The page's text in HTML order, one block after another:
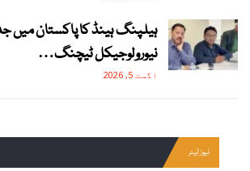
ہیلپنگ ہینڈ کا پاکستان میں
نیورولوجیکل ٹیچنگ…
اگست 5, 2026
نیوز لیٹر